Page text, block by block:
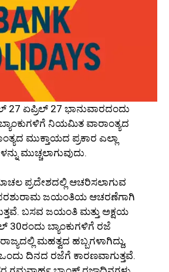
27 ಏಪ್ರಿಲ್ 27 ಭಾನುವಾರದಂದು
ನಿಯಮಿತ ವಾರಾಂತ್ಯದ
ಮುಕ್ತಾಯದ ಪ್ರಕಾರ ಎಲ್ಲಾ
ಮುಚ್ಚಲಾಗುವುದು.
ಪ್ರದೇಶದಲ್ಲಿ ಆಚರಿಸಲಾಗುವ
ಪರಶುರಾಮ ಜಯಂತಿಯ ಆಚರಣೆಗಾಗಿ
ಬಸವ ಜಯಂತಿ ಮತ್ತು ಅಕ್ಷಯ
30ರಂದು ಬ್ಯಾಂಕುಗಳಿಗೆ ರಜೆ
ಮಹತ್ವದ ಹಬ್ಬಗಳಾಗಿದ್ದು,
ದಿನದ ರಜೆಗೆ ಕಾರಣವಾಗುತ್ತವೆ.